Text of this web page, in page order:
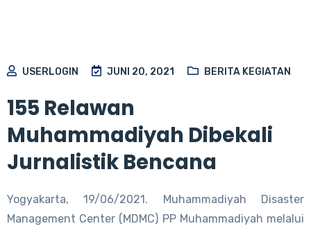
USERLOGIN JUNI 20, 2021 BERITA KEGIATAN
155 Relawan
Muhammadiyah Dibekali
Jurnalistik Bencana
Yogyakarta, 19/06/2021. Muhammadiyah Disaster
Management Center (MDMC) PP Muhammadiyah melalui